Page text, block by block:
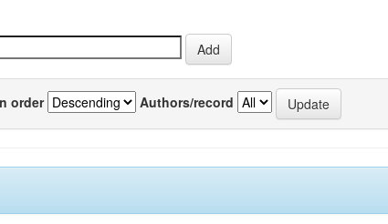
order Authors/record